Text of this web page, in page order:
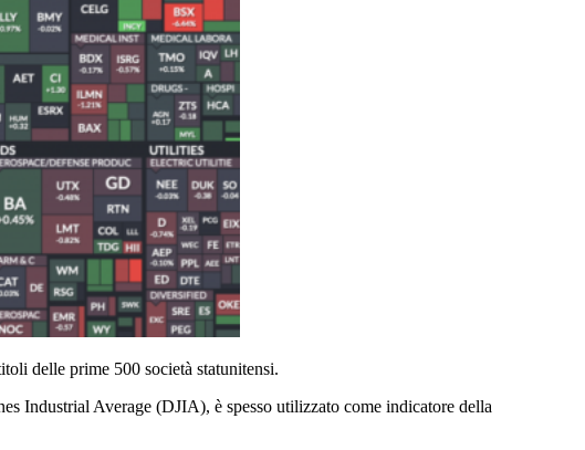
delle prime 500 società statunitensi.
Industrial Average (DJIA), è spesso utilizzato come indicatore della